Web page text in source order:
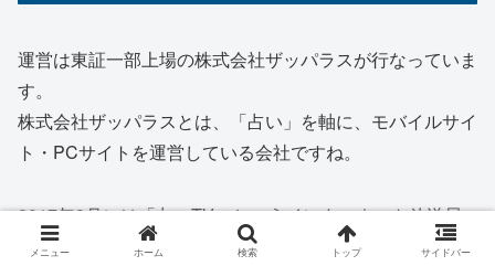
運営は東証一部上場の株式会社ザッパラスが行なっていま
す。
株式会社ザッパラスとは、「占い」を軸に、モバイルサイ
ト・PCサイトを運営している会社ですね。
2017年8月には「占いTV」というインターネット放送局
を開局。
メニュー ホーム 検索 トップ サイドバー